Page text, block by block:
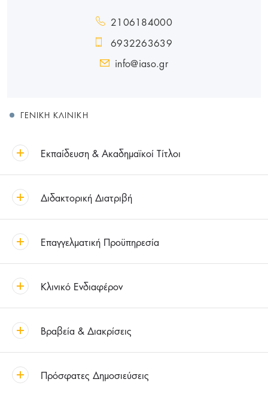
2106184000
6932263639
info@iaso.gr
ΓΕΝΙΚΉ ΚΛΙΝΙΚΉ
Εκπαίδευση & Ακαδημαϊκοί Τίτλοι
Διδακτορική Διατριβή
Επαγγελματική Προϋπηρεσία
Κλινικό Ενδιαφέρον
Βραβεία & Διακρίσεις
Πρόσφατες Δημοσιεύσεις